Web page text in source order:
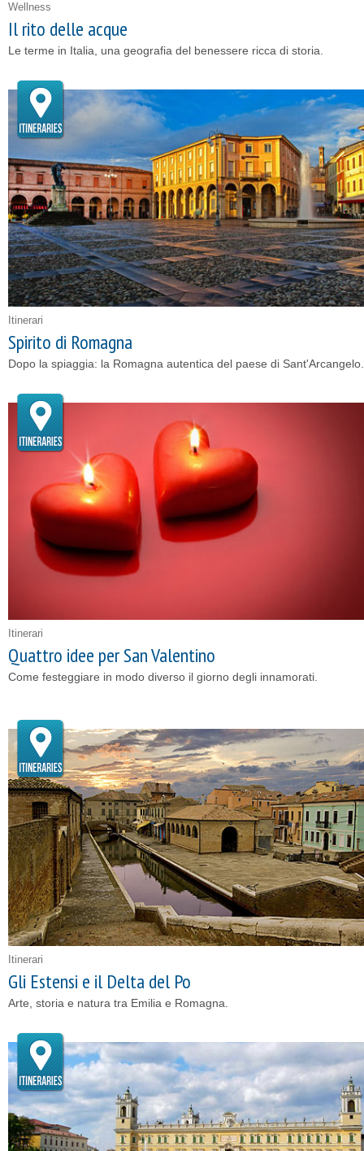
Wellness
Il rito delle acque
Le terme in Italia, una geografia del benessere ricca di storia.
Itinerari
Spirito di Romagna
Dopo la spiaggia: la Romagna autentica del paese di Sant'Arcangelo.
Itinerari
Quattro idee per San Valentino
Come festeggiare in modo diverso il giorno degli innamorati.
Itinerari
Gli Estensi e il Delta del Po
Arte, storia e natura tra Emilia e Romagna.